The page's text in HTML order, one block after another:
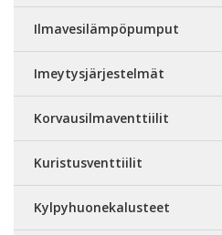
Ilmavesilämpöpumput
Imeytysjärjestelmät
Korvausilmaventtiilit
Kuristusventtiilit
Kylpyhuonekalusteet